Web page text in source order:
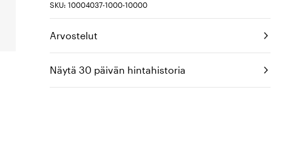
SKU: 10004037-1000-10000
Arvostelut
Näytä 30 päivän hintahistoria